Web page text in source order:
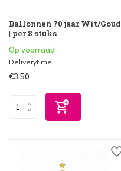
Ballonnen 70 jaar Wit/Goud
| per 8 stuks
Op voorraad
Deliverytime
€3,50